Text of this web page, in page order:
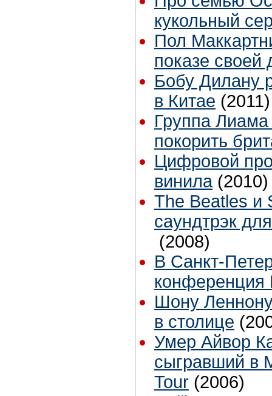
кукольный
Пол
показе своей
Бобу Дилану
в Китае (2011)
Группа
покорить
Цифровой
винила (2010)
The Beatles и
саундтрэк
(2008)
В Санкт-
Шону
в столице
Умер Айвор
сыгравший в
Tour (2006)